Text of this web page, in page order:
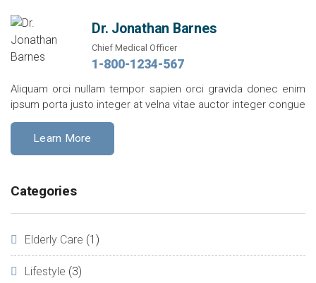
Dr. Jonathan Barnes
Chief Medical Officer
1-800-1234-567
Aliquam orci nullam tempor sapien orci gravida donec enim
ipsum porta justo integer at velna vitae auctor integer congue
Learn More
Categories
Elderly Care (1)
Lifestyle (3)